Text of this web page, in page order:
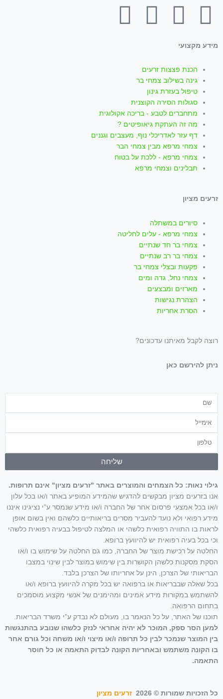
F
a
c
e
b
o
o
k
f
Y
o
u
t
u
b
e
I
s
t
a
g
r
m
W
s
a
p
k
מידע מקצועי
הכנת פצצות זרעים
גינה בשילוב צמחי בר
טיפול בעזרת גינון
סגולות הסירה הקוצנית
מתחברים לטבע - בריכה אקולוגית
מה זה העתקת גיאופיטים ?
דף עזר לאדריכלי נוף, מעצבים וגננים
צמחי מרפא מבין צמחי הבר
צמחי מרפא - ללכת על בטוח
תבלינים וצמחי מרפא
זרעים מציון
סיורים במשתלה
צמחי מרפא - עלים לחליטה
צמחי בר חד שנתיים
צמחי בר רב שנתיים
פקעות ובצלי צמחי בר
צמחי נחל, גדה ומים
מארזים ומבצעים
הצהרת נגישות
הסרת אחריות
רוצה לקבל מאיתנו עדכונים?
ניתן להירשם כאן
שליחה
גילוי נאות: כל הצמחים והמוצרים באתר "זרעים מציון" אינם תרופות.
אנו בזרעים מציון מבקשים להדגיש שהמידע המופיע באתר ו/או בכל עלון
ו/או בכל אמצעי פרסום אחר של החברה ו/או מידע שנמסר ע”י נציגינו איננו
מידע רפואי ולא נועד להעביר מסרים בריאותיים כלשהם ואין בשום אופן
לראות בו התוויה רפואית כלשהי או המלצה לטיפול בבעיה רפואית כלשהי
וכי בכל בעיה רפואית יש להיוועץ ברופא.
החלטה על רכישת מוצר של החברה, כמו גם החלטה על שימוש בו ו/או
הסקת מסקנות כלשהן הקושרות בין שימוש במוצר לבין שינוי במצבו
הבריאותי של הצרכן, הינן על אחריותו של הצרכן בלבד.
בכל שאלה שבבריאות או ברפואה יש בכל מקרה להיוועץ ברופא ו/או
להשתמש במקורות מידע אמינים ומהימנים של אנשי מקצוע מוסמכים
בתחום הרפואה.
תוכנו של האתר, על כל הנאמר בו, מעולם לא נבדק ע”י משרד הבריאות.
למען הסר ספק, המוכר לא יהיה אחראי לנזק כלשהו שנובע בהתנגשות
בין המוצר שנמכר לבין כל תרופה ו/או מיצוי ו/או משחה וכל גורם אחר
בו הקונה משתמש ובאחריות הקונה לבדוק התאמה או כל חוסר
התאמה.
כל הזכויות שמורות © 2026 זרעים מציון